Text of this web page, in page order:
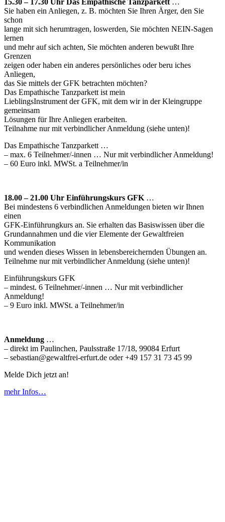
15.30 – 17.30 Uhr Das Empathische Tanzparkett…
Sie haben ein Anliegen, z. B. möchten Sie Ihren Ärger, den Sie
schon
lange mit sich herumtragen, loswerden, Sie möchten NEIN-Sagen
lernen
und mehr auf sich achten, Sie möchten anderen bewußt Ihre
Grenzen
zeigen oder haben ein anderes persönliches oder beru iches
Anliegen,
das Sie mittels der GFK betrachten möchten?
Das Empathische Tanzparkett ist mein
LieblingsInstrument der GFK, mit dem wir in der Kleingruppe
gemeinsam
Lösungen für Ihre Anliegen erarbeiten.
Teilnahme nur mit verbindlicher Anmeldung (siehe unten)!
Das Empathische Tanzparkett …
– max. 6 Teilnehmer/-innen … Nur mit verbindlicher Anmeldung!
– 60 Euro inkl. MWSt. a Teilnehmer/in
18.00 – 21.00 Uhr Einführungskurs GFK…
Bei mindestens 6 verbindlichen Anmeldungen bieten wir Ihnen
einen
GFK-Einführungkurs an. Sie erhalten das Basiswissen über die
Grundannahmen und die vier Elemente der Gewaltfreien
Kommunikation
und wenden dieses Wissen in lebensbereichernden Übungen an.
Teilnehme nur mit verbindlicher Anmeldung (siehe unten)!
Einführungskurs GFK
– mindest. 6 Teilnehmer/-innen … Nur mit verbindlicher
Anmeldung!
– 9 Euro inkl. MWSt. a Teilnehmer/in
Anmeldung …
– direkt im Paulinchen, Paulsstraße 17/18, 99084 Erfurt
– sebastian@gewaltfrei-erfurt.de oder +49 157 31 73 45 99
Melde Dich jetzt an!
mehr Infos…